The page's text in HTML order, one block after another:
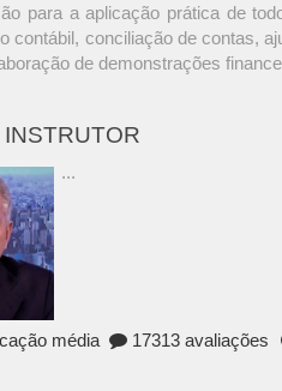
para a aplicação prática de
contábil, conciliação de contas,
de demonstrações
...
média 17313 avaliações